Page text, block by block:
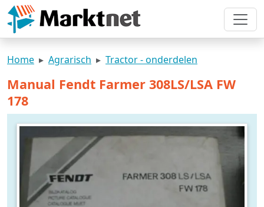
Home Agrarisch Tractor - onderdelen
Manual Fendt Farmer 308LS/LSA FW
178